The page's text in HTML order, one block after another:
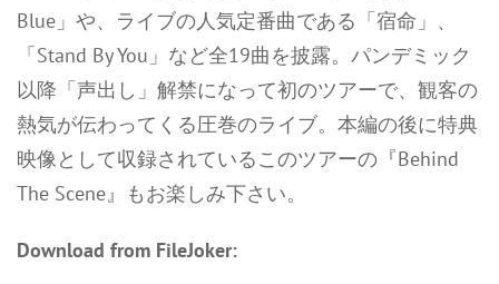
Blue」や、ライブの人気定番曲である「宿命」、
「Stand By You」など全19曲を披露。パンデミック
以降「声出し」解禁になって初のツアーで、観客の
熱気が伝わってくる圧巻のライブ。本編の後に特典
映像として収録されているこのツアーの『Behind
The Scene』もお楽しみ下さい。
Download from FileJoker: